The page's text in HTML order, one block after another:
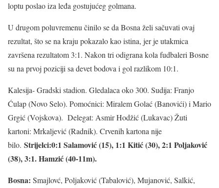
loptu poslao iza leđa gostujućeg golmana.
U drugom poluvremenu činilo se da Bosna želi sačuvati ovaj
rezultat, što se na kraju pokazalo kao istina, jer je utakmica
završena rezultatom 3:1. Nakon tri odigrana kola fudbaleri Bosne
su na prvoj poziciji sa devet bodova i gol razlikom 10:1.
Kalesija- Gradski stadion. Gledalaca oko 300. Sudija: Franjo
Ćulap (Novo Selo). Pomoćnici: Miralem Golać (Banovići) i Mario
Grgić (Vojskova). Delegat: Asmir Hodžić (Lukavac) Žuti
kartoni: Mrkaljević (Radnik). Crvenih kartona nije
bilo. Strijelci:0:1 Salamović (15), 1:1 Kitić (30), 2:1 Poljaković
(38), 3:1. Hamzić (40-11m).
Bosna: Smajlovć, Poljaković (Tabalović), Mujanović, Salkić,